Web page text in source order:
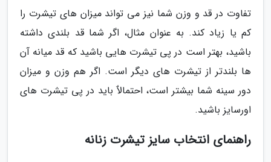
تفاوت در قد و وزن شما نیز می تواند میزان های تیشرت را
کم یا زیاد کند. به عنوان مثال، اگر شما قد بلندی داشته
باشید، بهتر است در پی تیشرت هایی باشید که قد میانه آن
ها بلندتر از تیشرت های دیگر است. اگر هم وزن و میزان
دور سینه شما بیشتر است، احتمالاٌ باید در پی تیشرت های
اورسایز باشید.
راهنمای انتخاب سایز تیشرت زنانه